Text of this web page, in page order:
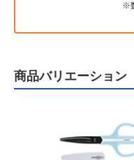
商品バリエーション